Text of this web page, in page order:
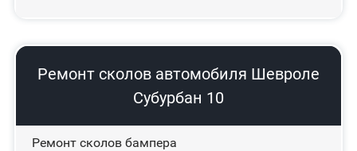
Ремонт сколов автомобиля Шевроле
Субурбан 10
Ремонт сколов бампера